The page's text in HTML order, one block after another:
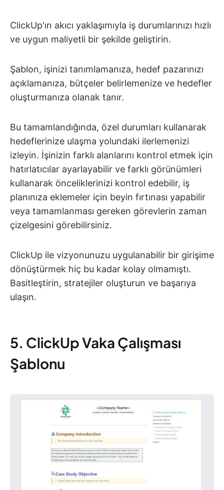
ClickUp'ın akıcı yaklaşımıyla iş durumlarınızı hızlı
ve uygun maliyetli bir şekilde geliştirin.
Şablon, işinizi tanımlamanıza, hedef pazarınızı
açıklamanıza, bütçeler belirlemenize ve hedefler
oluşturmanıza olanak tanır.
Bu tamamlandığında, özel durumları kullanarak
hedeflerinize ulaşma yolundaki ilerlemenizi
izleyin. İşinizin farklı alanlarını kontrol etmek için
hatırlatıcılar ayarlayabilir ve farklı görünümleri
kullanarak önceliklerinizi kontrol edebilir, iş
planınıza eklemeler için beyin fırtınası yapabilir
veya tamamlanması gereken görevlerin zaman
çizelgesini görebilirsiniz.
ClickUp ile vizyonunuzu uygulanabilir bir girişime
dönüştürmek hiç bu kadar kolay olmamıştı.
Basitleştirin, stratejiler oluşturun ve başarıya
ulaşın.
5. ClickUp Vaka Çalışması
Şablonu